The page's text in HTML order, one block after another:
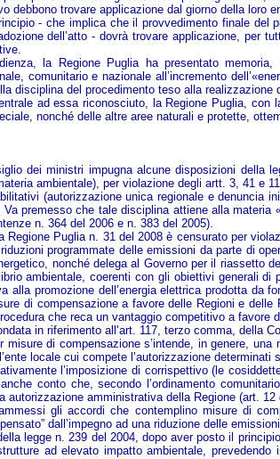
debbono trovare applicazione dal giorno della
- che implica che il provvedimento finale del
dell’atto - dovrà trovare applicazione, per
la Regione Puglia ha presentato
comunitario e nazionale all’incremento
disciplina del procedimento teso alla realizzazione
ad essa riconosciuto, la Regione Puglia,
nonché delle altre aree naturali e protette,
dei ministri impugna alcune disposizioni della
ambientale), per violazione degli artt. 3, 41 e
(autorizzazione unica regionale e denuncia
premesso che tale disciplina attiene alla
n. 364 del 2006 e n. 383 del 2005).
Regione Puglia n. 31 del 2008 è censurato per
programmate delle emissioni da parte di
nonché delega al Governo per il riassetto
ambientale, coerenti con gli obiettivi generali
alla promozione dell’energia elettrica prodotta da
di compensazione a favore delle Regioni e
che reca un vantaggio competitivo a
in riferimento all’art. 117, terzo comma, della
di compensazione s’intende, in genere,
locale cui compete l’autorizzazione determinati
l’imposizione di corrispettivo (le
conto che, secondo l’ordinamento
autorizzazione amministrativa della Regione (art.
gli accordi che contemplino misure di
dall’impegno ad una riduzione delle
legge n. 239 del 2004, dopo aver posto il
ad elevato impatto ambientale,